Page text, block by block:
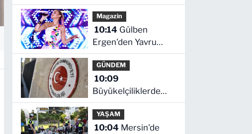
adım
Magazin
10:14
Ergen'den Yavru
Vatan'da 'yapay zekâ'
çıkışı
GÜNDEM
10:09
Büyükelçiliklerde
değişim... 4 ülkeye
yeni atama
YAŞAM
10:04